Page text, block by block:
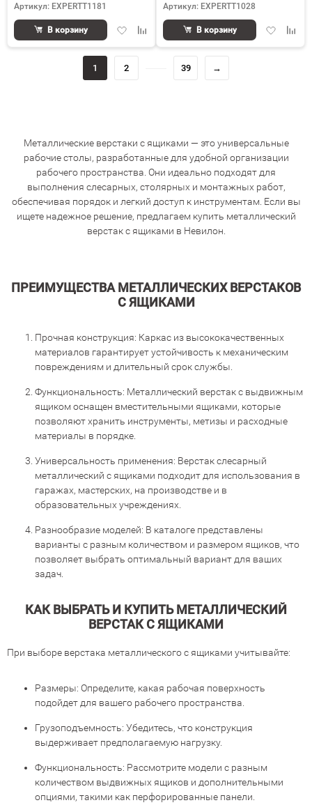
Артикул: EXPERTT1181
Добавить
избранное
Добавить
сравнению
В корзину
Артикул: EXPERTT1028
Добавить
В корзину
1 2 39 →
Металлические верстаки с ящиками — это универсальные
рабочие столы, разработанные для удобной организации
рабочего пространства. Они идеально подходят для
выполнения слесарных, столярных и монтажных работ,
обеспечивая порядок и легкий доступ к инструментам. Если вы
ищете надежное решение, предлагаем купить металлический
верстак с ящиками в Невилон.
ПРЕИМУЩЕСТВА МЕТАЛЛИЧЕСКИХ ВЕРСТАКОВ
С ЯЩИКАМИ
Прочная конструкция: Каркас из высококачественных
материалов гарантирует устойчивость к механическим
повреждениям и длительный срок службы.
Функциональность: Металлический верстак с выдвижным
ящиком оснащен вместительными ящиками, которые
позволяют хранить инструменты, метизы и расходные
материалы в порядке.
Универсальность применения: Верстак слесарный
металлический с ящиками подходит для использования в
гаражах, мастерских, на производстве и в
образовательных учреждениях.
Разнообразие моделей: В каталоге представлены
варианты с разным количеством и размером ящиков, что
позволяет выбрать оптимальный вариант для ваших
задач.
КАК ВЫБРАТЬ И КУПИТЬ МЕТАЛЛИЧЕСКИЙ
ВЕРСТАК С ЯЩИКАМИ
При выборе верстака металлического с ящиками учитывайте:
Размеры: Определите, какая рабочая поверхность
подойдет для вашего рабочего пространства.
Грузоподъемность: Убедитесь, что конструкция
выдерживает предполагаемую нагрузку.
Функциональность: Рассмотрите модели с разным
количеством выдвижных ящиков и дополнительными
опциями, такими как перфорированные панели.